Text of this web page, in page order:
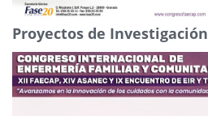
Proyectos de Investigación